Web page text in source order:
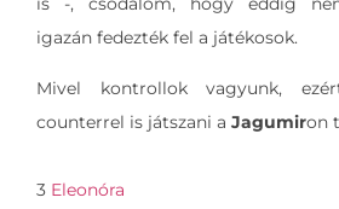
igazán fedezték fel a játékosok.
Mivel kontrollok vagyunk,
counterrel is játszani a Jagumiron
3 Eleonóra